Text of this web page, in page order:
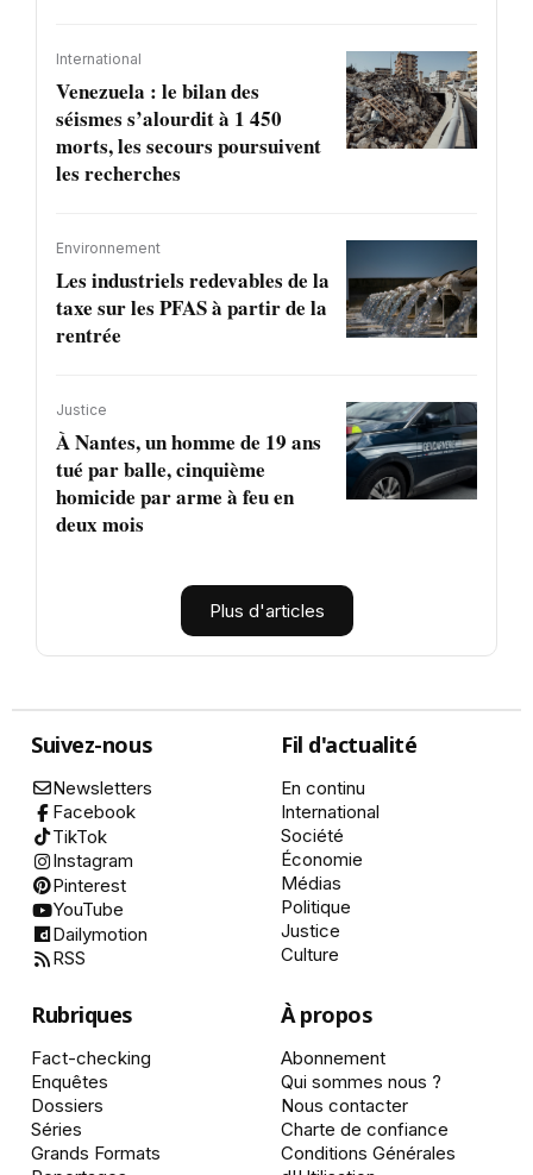
International
Venezuela : le bilan des
séismes s’alourdit à 1 450
morts, les secours poursuivent
les recherches
Environnement
Les industriels redevables de la
taxe sur les PFAS à partir de la
rentrée
Justice
À Nantes, un homme de 19 ans
tué par balle, cinquième
homicide par arme à feu en
deux mois
Plus d'articles
Suivez-nous
Newsletters
Facebook
TikTok
Instagram
Pinterest
YouTube
Dailymotion
RSS
Fil d'actualité
En continu
International
Société
Économie
Médias
Politique
Justice
Culture
Rubriques
Fact-checking
Enquêtes
Dossiers
Séries
Grands Formats
À propos
Abonnement
Qui sommes nous ?
Nous contacter
Charte de confiance
Conditions Générales